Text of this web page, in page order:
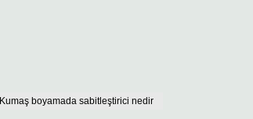
Kumaş boyamada sabitleştirici nedir